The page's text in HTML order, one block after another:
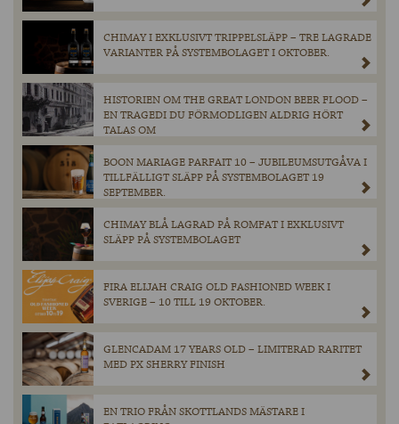
CHIMAY I EXKLUSIVT TRIPPELSLÄPP – TRE LAGRADE
VARIANTER PÅ SYSTEMBOLAGET I OKTOBER.
HISTORIEN OM THE GREAT LONDON BEER FLOOD –
EN TRAGEDI DU FÖRMODLIGEN ALDRIG HÖRT
TALAS OM
BOON MARIAGE PARFAIT 10 – JUBILEUMSUTGÅVA I
TILLFÄLLIGT SLÄPP PÅ SYSTEMBOLAGET 19
SEPTEMBER.
CHIMAY BLÅ LAGRAD PÅ ROMFAT I EXKLUSIVT
SLÄPP PÅ SYSTEMBOLAGET
FIRA ELIJAH CRAIG OLD FASHIONED WEEK I
SVERIGE – 10 TILL 19 OKTOBER.
GLENCADAM 17 YEARS OLD – LIMITERAD RARITET
MED PX SHERRY FINISH
EN TRIO FRÅN SKOTTLANDS MÄSTARE I